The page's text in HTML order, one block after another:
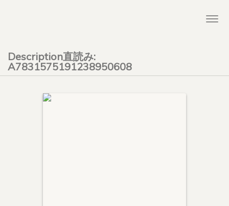
Description直読み:
A7831575191238950608